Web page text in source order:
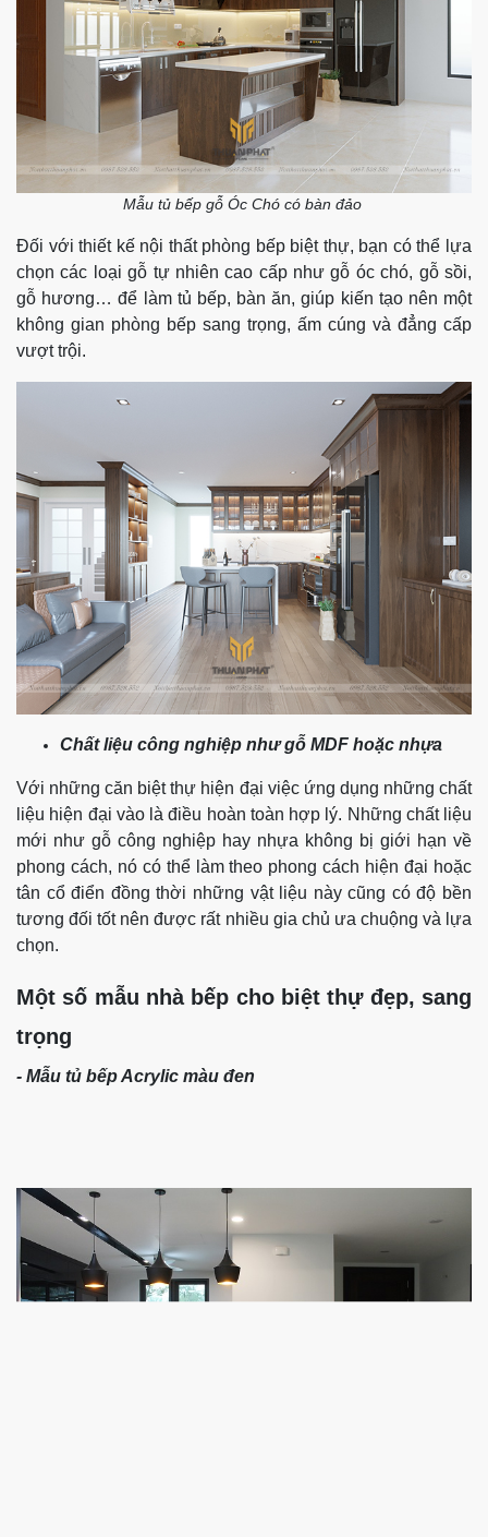
Mẫu tủ bếp gỗ Óc Chó có bàn đảo
Đối với thiết kế nội thất phòng bếp biệt thự, bạn có thể lựa
chọn các loại gỗ tự nhiên cao cấp như gỗ óc chó, gỗ sồi,
gỗ hương… để làm tủ bếp, bàn ăn, giúp kiến tạo nên một
không gian phòng bếp sang trọng, ấm cúng và đẳng cấp
vượt trội.
Chất liệu công nghiệp như gỗ MDF hoặc nhựa
Với những căn biệt thự hiện đại việc ứng dụng những chất
liệu hiện đại vào là điều hoàn toàn hợp lý. Những chất liệu
mới như gỗ công nghiệp hay nhựa không bị giới hạn về
phong cách, nó có thể làm theo phong cách hiện đại hoặc
tân cổ điển đồng thời những vật liệu này cũng có độ bền
tương đối tốt nên được rất nhiều gia chủ ưa chuộng và lựa
chọn.
Một số mẫu nhà bếp cho biệt thự đẹp, sang
trọng
- Mẫu tủ bếp Acrylic màu đen